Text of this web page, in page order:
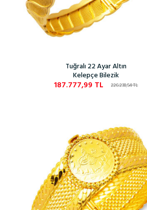
Tuğralı 22 Ayar Altın
Kelepçe Bilezik
226.238,54TL
187.777,99 TL